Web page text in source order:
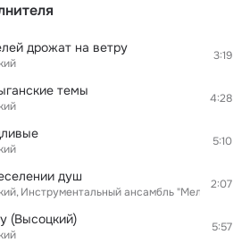
дрожат на ветру 3:19
темы 4:28
5:10
душ
Инструментальный ансамбль "Мелодия"
2:07
(Высоцкий) 5:57